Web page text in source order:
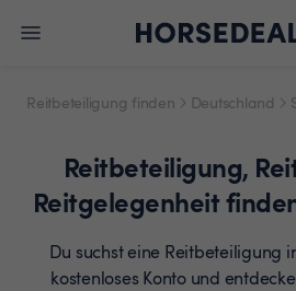
Reitbeteiligung finden Deutschland
Reitbeteiligung,
Reitgelegenheit
Du suchst eine Reitbeteiligung
kostenloses Konto und